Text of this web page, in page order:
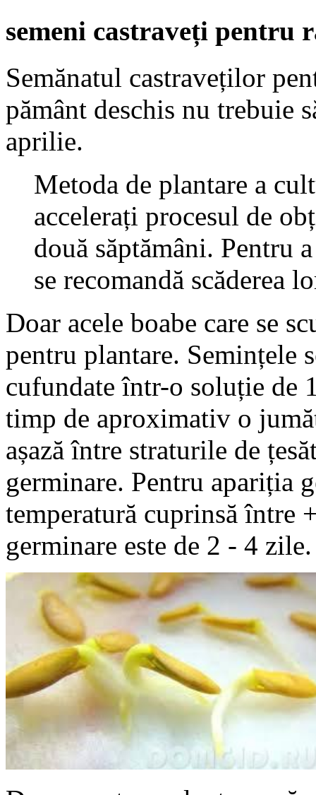
semeni castraveți pentru
Semănatul castraveților
pământ deschis nu trebuie
aprilie.
Metoda de plantare a
accelerați procesul de
două săptămâni. Pentru
se recomandă scăderea
Doar acele boabe care se
pentru plantare. Semințele
cufundate într-o soluție de
timp de aproximativ o
așază între straturile de
germinare. Pentru apariția
temperatură cuprinsă între
germinare este de 2 - 4 zile.